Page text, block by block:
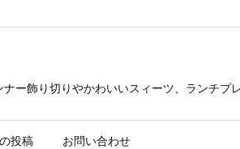
ー飾り切りやかわいいスィーツ、ランチプ
投稿 お問い合わせ